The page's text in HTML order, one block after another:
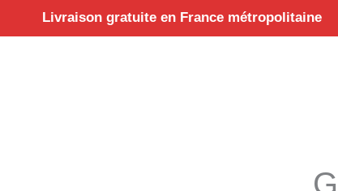
Livraison gratuite en France métropolitaine